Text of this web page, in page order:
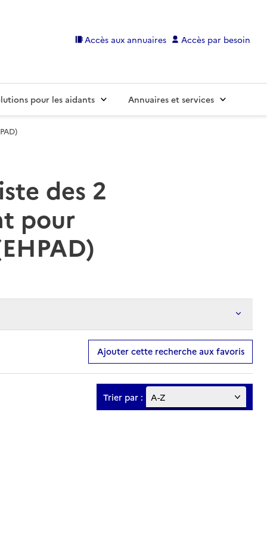
Accès aux annuaires Accès par besoin
pour les aidants Annuaires et services
des 2
pour
Ajouter cette recherche aux favoris
Trier par :